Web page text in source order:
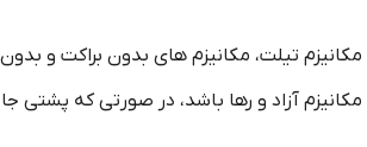
مکانیزم تیلت، مکانیزم های بدون براکت و
آزاد و رها باشد، در صورتی که